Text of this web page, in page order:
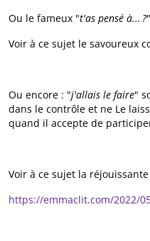
Ou le fameux "t'as pensé à... ?"
Voir à ce sujet le savoureux
Ou encore : "j'allais le faire"
dans le contrôle et ne Le
quand il accepte de
Voir à ce sujet la
https://emmaclit.com/2022/